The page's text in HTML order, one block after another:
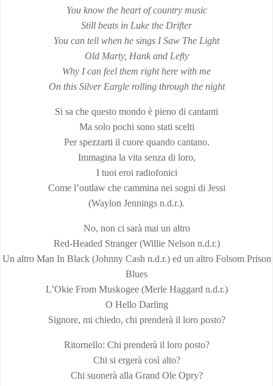
You know the heart of country music
Still beats in Luke the Drifter
You can tell when he sings I Saw The Light
Old Marty, Hank and Lefty
Why I can feel them right here with me
On this Silver Eargle rolling through the night
Si sa che questo mondo è pieno di cantanti
Ma solo pochi sono stati scelti
Per spezzarti il cuore quando cantano.
Immagina la vita senza di loro,
I tuoi eroi radiofonici
Come l’outlaw che cammina nei sogni di Jessi
(Waylon Jennings n.d.r.).
No, non ci sarà mai un altro
Red-Headed Stranger (Willie Nelson n.d.r.)
Un altro Man In Black (Johnny Cash n.d.r.) ed un altro Folsom Prison
Blues
L’Okie From Muskogee (Merle Haggard n.d.r.)
O Hello Darling
Signore, mi chiedo, chi prenderà il loro posto?
Ritornello: Chi prenderà il loro posto?
Chi si ergerà così alto?
Chi suonerà alla Grand Ole Opry?